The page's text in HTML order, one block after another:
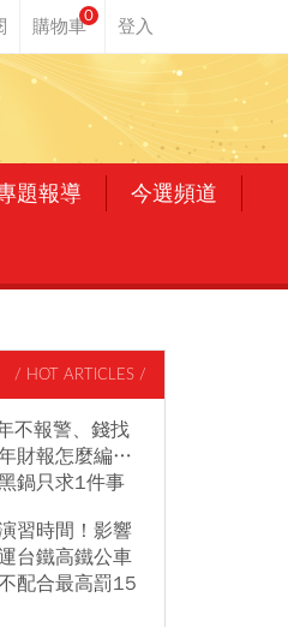
0
題報導 今選頻道
/ HOT ARTICLES /
不報警、錢找
財報怎麼編…
鍋只求1件事
習時間！影響
台鐵高鐵公車
配合最高罰15